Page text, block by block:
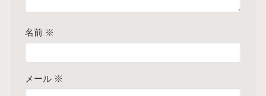
名前 ※
メール ※